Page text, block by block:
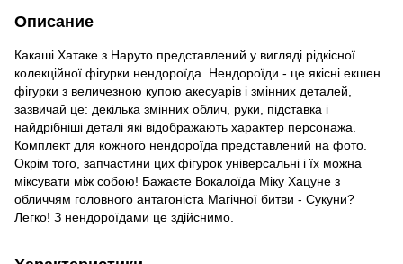
Описание
Какаші Хатаке з Наруто представлений у вигляді рідкісної
колекційної фігурки нендороїда. Нендороїди - це якісні екшен
фігурки з величезною купою акесуарів і змінних деталей,
зазвичай це: декілька змінних облич, руки, підставка і
найдрібніші деталі які відображають характер персонажа.
Комплект для кожного нендороїда представлений на фото.
Окрім того, запчастини цих фігурок універсальні і їх можна
міксувати між собою! Бажаєте Вокалоїда Міку Хацуне з
обличчям головного антагоніста Магічної битви - Сукуни?
Легко! З нендороїдами це здійснимо.